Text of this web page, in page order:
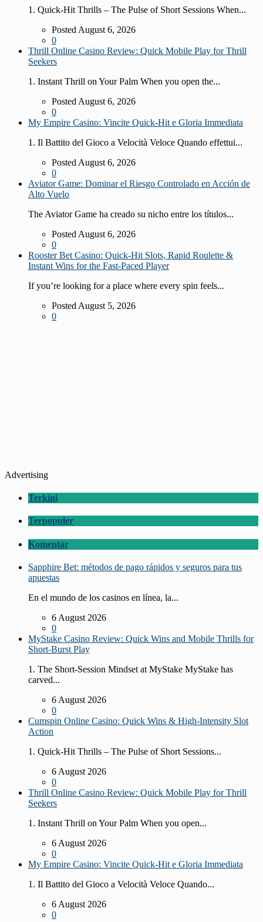
1. Quick‑Hit Thrills – The Pulse of Short Sessions When...
Posted August 6, 2026
0
Thrill Online Casino Review: Quick Mobile Play for Thrill
Seekers
1. Instant Thrill on Your Palm When you open the...
Posted August 6, 2026
0
My Empire Casino: Vincite Quick‑Hit e Gloria Immediata
1. Il Battito del Gioco a Velocità Veloce Quando effettui...
Posted August 6, 2026
0
Aviator Game: Dominar el Riesgo Controlado en Acción de
Alto Vuelo
The Aviator Game ha creado su nicho entre los títulos...
Posted August 6, 2026
0
Rooster Bet Casino: Quick‑Hit Slots, Rapid Roulette &
Instant Wins for the Fast‑Paced Player
If you’re looking for a place where every spin feels...
Posted August 5, 2026
0
Advertising
Terkini
Terpopuler
Komentar
Sapphire Bet: métodos de pago rápidos y seguros para tus
apuestas
En el mundo de los casinos en línea, la...
6 August 2026
0
MyStake Casino Review: Quick Wins and Mobile Thrills for
Short‑Burst Play
1. The Short‑Session Mindset at MyStake MyStake has
carved...
6 August 2026
0
Cumspin Online Casino: Quick Wins & High‑Intensity Slot
Action
1. Quick‑Hit Thrills – The Pulse of Short Sessions...
6 August 2026
0
Thrill Online Casino Review: Quick Mobile Play for Thrill
Seekers
1. Instant Thrill on Your Palm When you open...
6 August 2026
0
My Empire Casino: Vincite Quick‑Hit e Gloria Immediata
1. Il Battito del Gioco a Velocità Veloce Quando...
6 August 2026
0